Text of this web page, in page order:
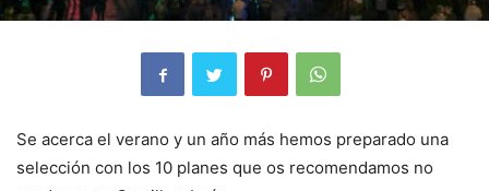
Se acerca el verano y un año más hemos preparado una
selección con los 10 planes que os recomendamos no